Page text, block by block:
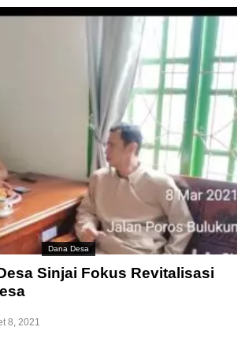
Dana Desa
Sinjai Fokus Revitalisasi
8, 2021